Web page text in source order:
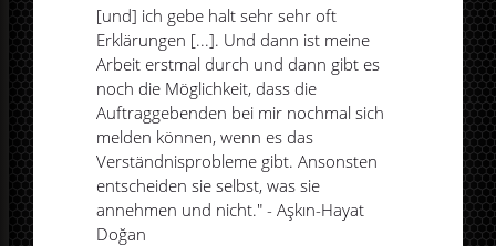
[und] ich gebe halt sehr sehr oft
Erklärungen [...]. Und dann ist meine
Arbeit erstmal durch und dann gibt es
noch die Möglichkeit, dass die
Auftraggebenden bei mir nochmal sich
melden können, wenn es das
Verständnisprobleme gibt. Ansonsten
entscheiden sie selbst, was sie
annehmen und nicht." - Aşkın-Hayat
Doğan